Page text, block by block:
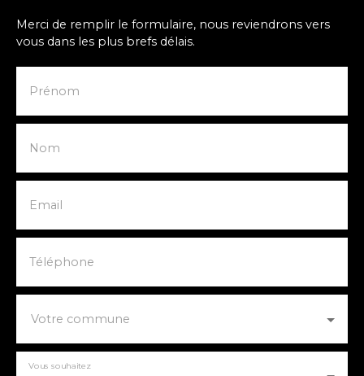
Merci de remplir le formulaire, nous reviendrons vers
vous dans les plus brefs délais.
Prénom
Nom
Email
Téléphone
Votre commune
Vous souhaitez